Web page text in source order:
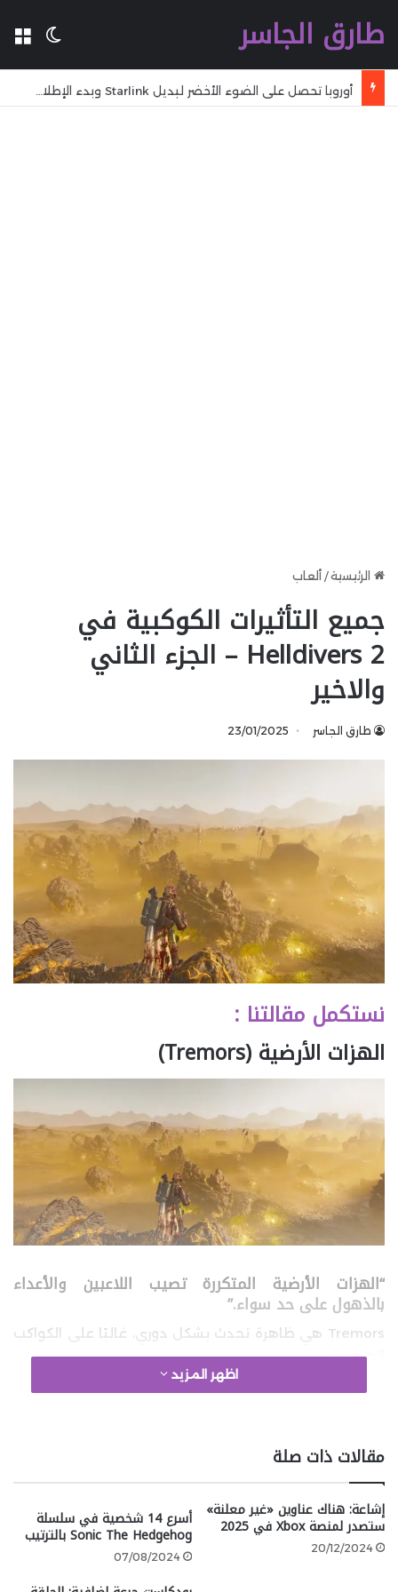
طارق الجاسر
الرئيسية/ ألعاب
جميع التأثيرات الكوكبية في
Helldivers 2 – الجزء الثاني
والاخير
طارق الجاسر 23/01/2025
نستكمل مقالتنا :
الهزات الأرضية (Tremors)
“الهزات الأرضية المتكررة تصيب اللاعبين والأعداء
بالذهول على حد سواء.”
Tremors هي ظاهرة تحدث بشكل دوري، غالبًا على الكواكب
الصخرية.
google 2
بالذهول لفترة قصيرة، مما يعطل الحركة والهجوم
بشكل مؤقت.
اظهر المزيد
مقالات ذات صلة
إشاعة: هناك عناوين «غير معلنة»
ستصدر لمنصة Xbox في 2025
20/12/2024
أسرع 14 شخصية في سلسلة
Sonic The Hedgehog بالترتيب
07/08/2024